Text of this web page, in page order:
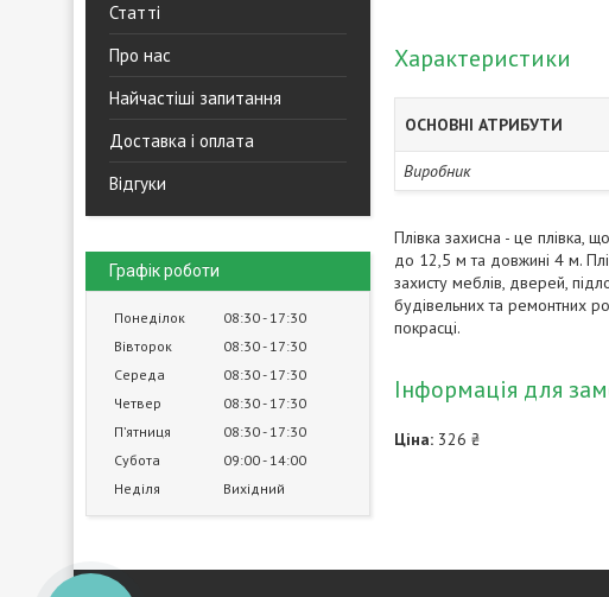
Статті
Про нас
Найчастіші запитання
Доставка і оплата
Відгуки
Графік роботи
Понеділок 08:30 17:30
Вівторок
08:30 17:30
Середа
08:30 17:30
Четвер
08:30 17:30
Пʼятниця
08:30 17:30
Субота
09:00 14:00
Неділя
Вихідний
Характеристики
ОСНОВНІ АТРИБУТИ
Виробник
Плівка захисна - це плівка,
до 12,5 м та довжині 4 м.
захисту меблів, дверей,
будівельних та ремонтних
покрасці.
Інформація для
Ціна: 326 ₴